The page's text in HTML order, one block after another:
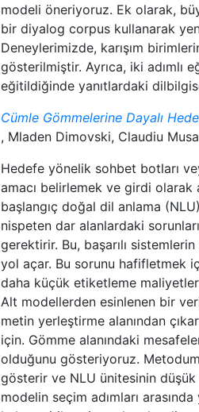
modeli öneriyoruz. Ek olarak,
bir diyalog corpus kullanarak
Deneylerimizde, karışım
gösterilmiştir. Ayrıca, iki adımlı
eğitildiğinde yanıtlardaki
Cümle Gömmelerine Dayalı
, Mladen Dimovski, Claudiu
Hedefe yönelik sohbet botları
amacı belirlemek ve girdi olarak
başlangıç ​​doğal dil anlama
nispeten dar alanlardaki
gerektirir. Bu, başarılı
yol açar. Bu sorunu hafifletmek
daha küçük etiketleme
Alt modellerden esinlenen bir
metin yerleştirme alanından
için. Gömme alanındaki
olduğunu gösteriyoruz.
gösterir ve NLU ünitesinin
modelin seçim adımları